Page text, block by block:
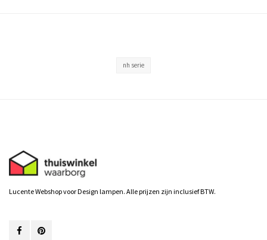
nh serie
Lucente Webshop voor Design lampen. Alle prijzen zijn inclusief BTW.